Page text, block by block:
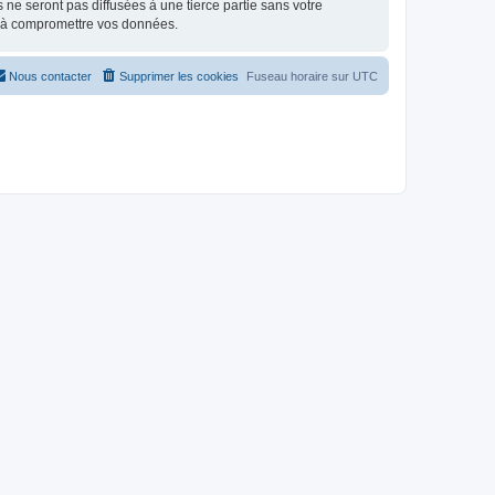
seront pas diffusées à une tierce partie sans votre
compromettre vos données.
Fuseau horaire sur UTC
Supprimer les cookies
Nous contacter